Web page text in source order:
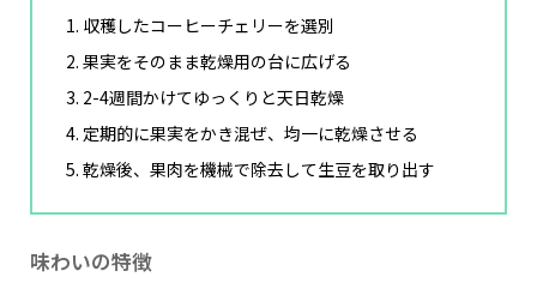
収穫したコーヒーチェリーを選別
果実をそのまま乾燥用の台に広げる
2-4週間かけてゆっくりと天日乾燥
定期的に果実をかき混ぜ、均一に乾燥させる
乾燥後、果肉を機械で除去して生豆を取り出す
味わいの特徴